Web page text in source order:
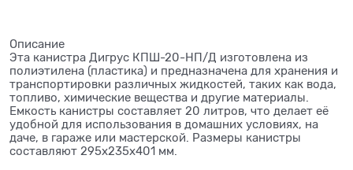
Описание
Эта канистра Дигрус КПШ-20-НП/Д изготовлена из
полиэтилена (пластика) и предназначена для хранения и
транспортировки различных жидкостей, таких как вода,
топливо, химические вещества и другие материалы.
Емкость канистры составляет 20 литров, что делает её
удобной для использования в домашних условиях, на
даче, в гараже или мастерской. Размеры канистры
составляют 295x235x401 мм.